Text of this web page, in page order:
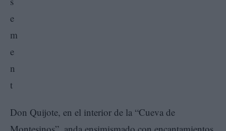
Don Quijote, en el interior de la “Cueva de